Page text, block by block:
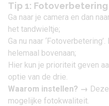
Tip 1: Fotoverbetering
Ga naar je camera en dan
het tandwieltje;
Ga nu naar
helemaal bovenaan;
Hier kun je prioriteit geven
optie van de drie.
Waarom instellen? →
mogelijke fotokwaliteit.